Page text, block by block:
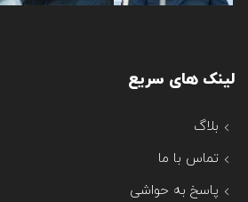
لینک های سریع
بلاگ
تماس با ما
پاسخ به حواشی